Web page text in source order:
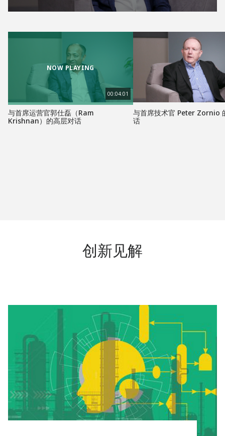
NOW PLAYING
00:04:01
与首席运营官郭仕磊（Ram
Krishnan）的高层对话
与首席技术官 Peter Zornio
话
创新见解